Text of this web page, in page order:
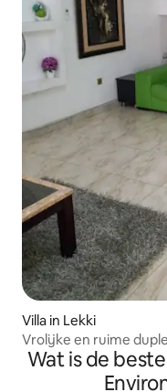
Villa in Lekki
Vrolijke en ruime
Wat is de